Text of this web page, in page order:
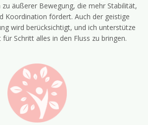
zu äußerer Bewegung, die mehr Stabilität,
Koordination fördert. Auch der geistige
wird berücksichtigt, und ich unterstütze
für Schritt alles in den Fluss zu bringen.